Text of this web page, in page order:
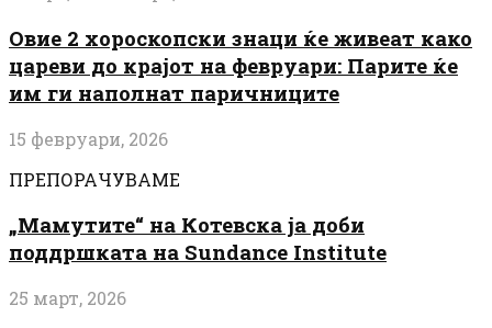
Овие 2 хороскопски знаци ќе живеат како
цареви до крајот на февруари: Парите ќе
им ги наполнат паричниците
15 февруари, 2026
ПРЕПОРАЧУВАМЕ
„Мамутите“ на Котевска ја доби
поддршката на Sundance Institute
25 март, 2026